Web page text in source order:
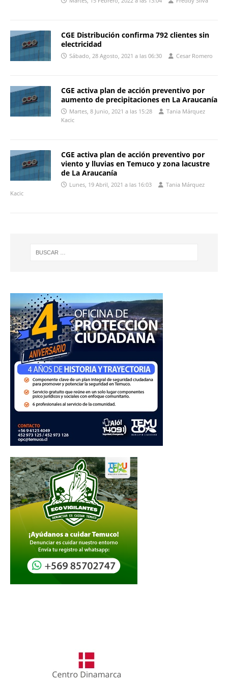
CGE Distribución confirma 792 clientes sin
electricidad
Sábado, 28 Agosto, 2021 a las 06:30 Cesar Romero
CGE activa plan de acción preventivo por
aumento de precipitaciones en La Araucanía
Martes, 8 Junio, 2021 a las 15:28
Tania Márquez
Kacic
CGE activa plan de acción preventivo por
viento y lluvias en Temuco y zona lacustre
de La Araucanía
Lunes, 19 Abril, 2021 a las 16:03
Tania Márquez
Kacic